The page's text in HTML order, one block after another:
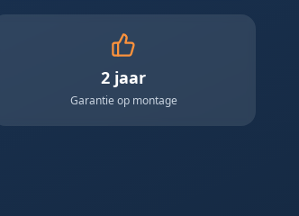
2 jaar
Garantie op montage